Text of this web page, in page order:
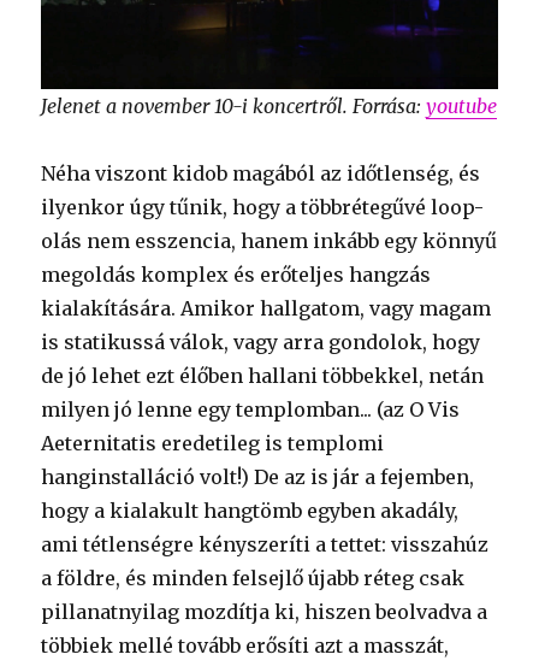
Jelenet a november 10-i koncertről. Forrása:youtube
Néha viszont kidob magából az időtlenség, és
ilyenkor úgy tűnik, hogy a többrétegűvé loop-
olás nem esszencia, hanem inkább egy könnyű
megoldás komplex és erőteljes hangzás
kialakítására. Amikor hallgatom, vagy magam
is statikussá válok, vagy arra gondolok, hogy
de jó lehet ezt élőben hallani többekkel, netán
milyen jó lenne egy templomban... (az O Vis
Aeternitatis eredetileg is templomi
hanginstalláció volt!) De az is jár a fejemben,
hogy a kialakult hangtömb egyben akadály,
ami tétlenségre kényszeríti a tettet: visszahúz
a földre, és minden felsejlő újabb réteg csak
pillanatnyilag mozdítja ki, hiszen beolvadva a
többiek mellé tovább erősíti azt a masszát,